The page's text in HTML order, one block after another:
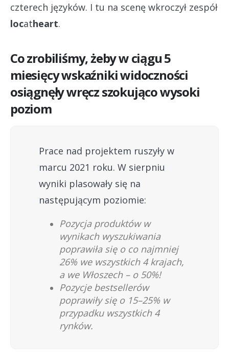
czterech języków. I tu na scenę wkroczył zespół
locatheart.
Co zrobiliśmy, żeby w ciągu 5
miesięcy wskaźniki widoczności
osiągnęły wręcz szokująco wysoki
poziom
Prace nad projektem ruszyły w
marcu 2021 roku. W sierpniu
wyniki plasowały się na
następującym poziomie:
Pozycja produktów w
wynikach wyszukiwania
poprawiła się o co najmniej
26% we wszystkich 4 krajach,
a we Włoszech – o 50%!
Pozycje bestsellerów
poprawiły się o 15–25% w
przypadku wszystkich 4
rynków.